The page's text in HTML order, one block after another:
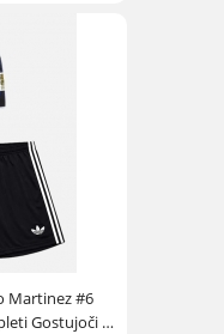
Martinez #6
Gostujoči SP